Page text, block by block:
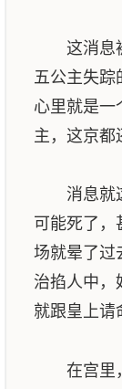
这消息被
五公主失踪
心里就是一
主，这京都
消息就这
可能死了，
场就晕了过
治掐人中，
就跟皇上请
在宫里，